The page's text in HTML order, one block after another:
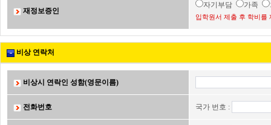
재정보증인
자기부담 가족
입학원서 제출 후 학비를
비상 연락처
비상시 연락인 성함(영문이름)
전화번호 국가 번호 :